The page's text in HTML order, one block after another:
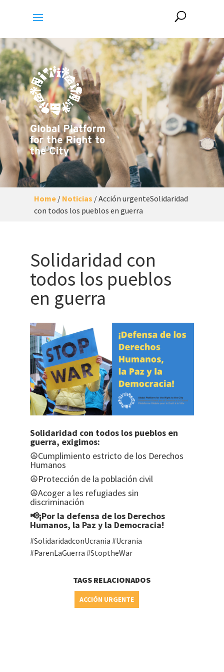
Home/ Noticias /Acción urgenteSolidaridad
con todos los pueblos en guerra
Solidaridad con
todos los pueblos
en guerra
Solidaridad con todos los pueblos en
guerra, exigimos:
☮️Cumplimiento estricto de los Derechos
Humanos
☮️Protección de la población civil
☮️Acoger a les refugiades sin
discriminación
📢¡Por la defensa de los Derechos
Humanos, la Paz y la Democracia!
#SolidaridadconUcrania #Ucrania
#ParenLaGuerra #StoptheWar
TAGS RELACIONADOS
ACCIÓN URGENTE